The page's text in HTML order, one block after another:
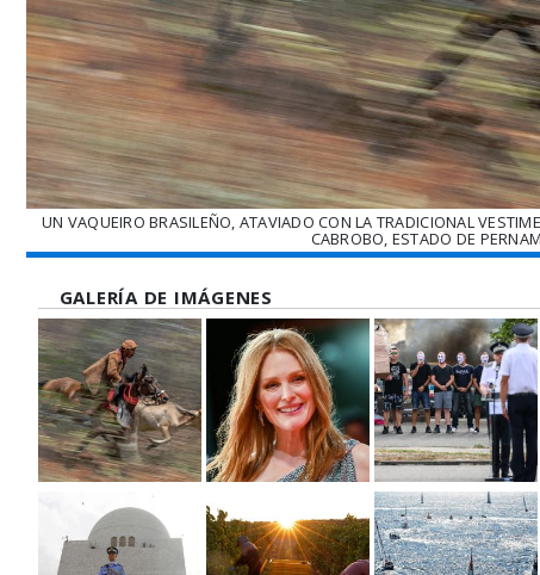
UN VAQUEIRO BRASILEÑO, ATAVIADO CON LA TRADICIONAL
CABROBO, ESTADO DE
GALERÍA DE IMÁGENES